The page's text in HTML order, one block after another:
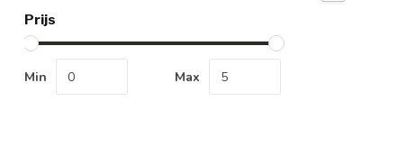
Prijs
Min Max